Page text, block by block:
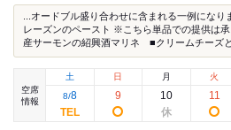
...オードブル盛り合わせに含まれる一例にな
レーズンのペースト ※こちら単品での提供は
産サーモンの紹興酒マリネ ■クリームチーズと
空席
情報
土
8/8
日
9
月
10
火
11